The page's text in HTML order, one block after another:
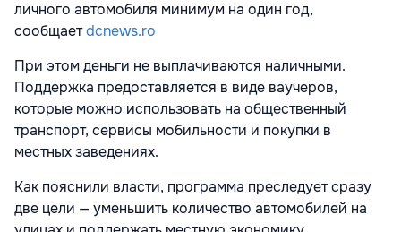
личного автомобиля минимум на один год,
сообщаетdcnews.ro
При этом деньги не выплачиваются наличными.
Поддержка предоставляется в виде ваучеров,
которые можно использовать на общественный
транспорт, сервисы мобильности и покупки в
местных заведениях.
Как пояснили власти, программа преследует сразу
две цели — уменьшить количество автомобилей на